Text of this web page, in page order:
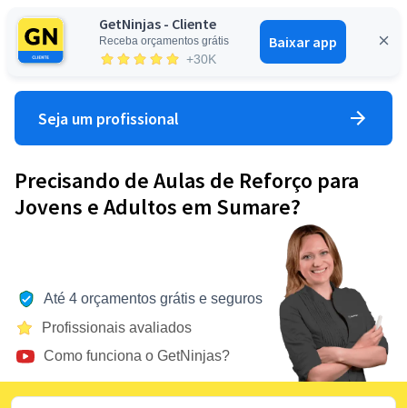
GetNinjas - Cliente
Receba orçamentos grátis
+30K
Baixar app
Entrar
Seja um profissional
Precisando de Aulas de Reforço para
Jovens e Adultos em Sumare?
Até 4 orçamentos grátis e seguros
Profissionais avaliados
Como funciona o GetNinjas?